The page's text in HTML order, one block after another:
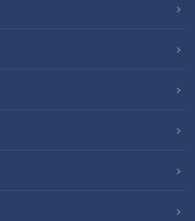
様子です。
ってもらいたいというご両親の
賀久くんは当時３歳。カメラマ
な姿をカメラの前でも見せてく
月～金 午後3時49分から午後